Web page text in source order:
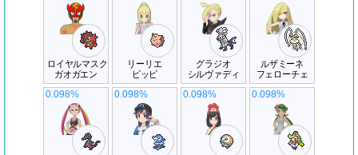
ロイヤルマスク
ガオガエン
リーリエ
ピッピ
グラジオ
シルヴァディ
ルザミーネ
フェローチェ
0.098% 0.098% 0.098% 0.098%